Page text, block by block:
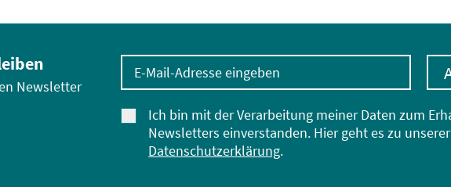
Newsletter
E-Mail-Adresse eingeben
Ich bin mit der Verarbeitung meiner Daten zum
Newsletters einverstanden. Hier geht es zu unserer
Datenschutzerklärung.